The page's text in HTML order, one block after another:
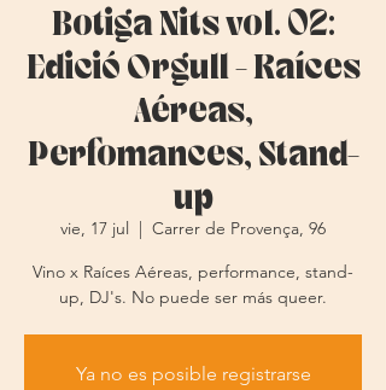
Botiga Nits vol. 02:
Edició Orgull - Raíces
Aéreas,
Perfomances, Stand-
up
vie, 17 jul
  |
Carrer de Provença, 96
Vino x Raíces Aéreas, performance, stand-
up, DJ's. No puede ser más queer.
Ya no es posible registrarse